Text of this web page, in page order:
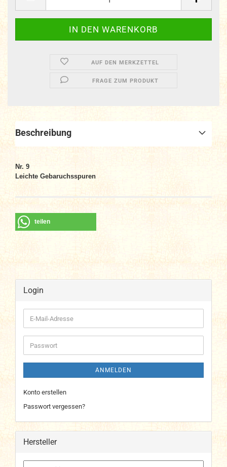
AUF DEN MERKZETTEL
FRAGE ZUM PRODUKT
Beschreibung
Nr. 9
Leichte Gebaruchsspuren
teilen
Login
E-
Mail-
Adresse
Passwort
ANMELDEN
Konto erstellen
Passwort vergessen?
Hersteller